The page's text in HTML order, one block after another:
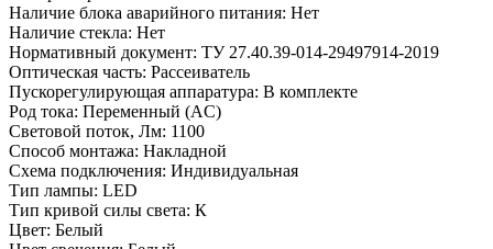
Наличие блока аварийного питания: Нет
Наличие стекла: Нет
Нормативный документ: ТУ 27.40.39-014-29497914-2019
Оптическая часть: Рассеиватель
Пускорегулирующая аппаратура: В комплекте
Род тока: Переменный (AC)
Световой поток, Лм: 1100
Способ монтажа: Накладной
Схема подключения: Индивидуальная
Тип лампы: LED
Тип кривой силы света: К
Цвет: Белый